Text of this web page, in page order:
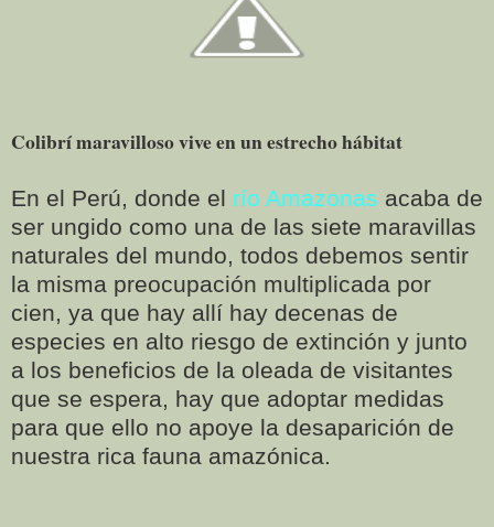
Colibrí maravilloso vive en un estrecho hábitat
En el Perú, donde el río Amazonas acaba de
ser ungido como una de las siete maravillas
naturales del mundo, todos debemos sentir
la misma preocupación multiplicada por
cien, ya que hay allí hay decenas de
especies en alto riesgo de extinción y junto
a los beneficios de la oleada de visitantes
que se espera, hay que adoptar medidas
para que ello no apoye la desaparición de
nuestra rica fauna amazónica.